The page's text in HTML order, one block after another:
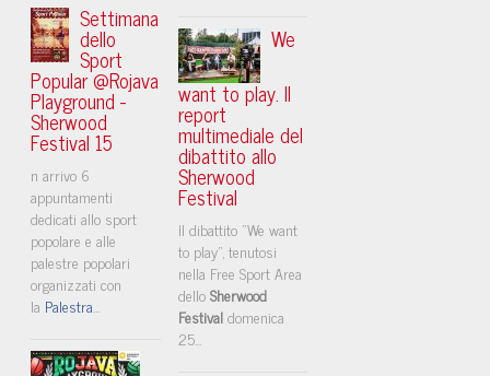
Settimana
dello
Sport
Popular @Rojava
Playground -
Sherwood
Festival 15
n arrivo 6
appuntamenti
dedicati allo sport
popolare e alle
palestre popolari
organizzati con
la Palestra...
We
want to play. Il
report
multimediale del
dibattito allo
Sherwood
Festival
Il dibattito “We want
to play”, tenutosi
nella Free Sport Area
delloSherwood
Festivaldomenica
25...